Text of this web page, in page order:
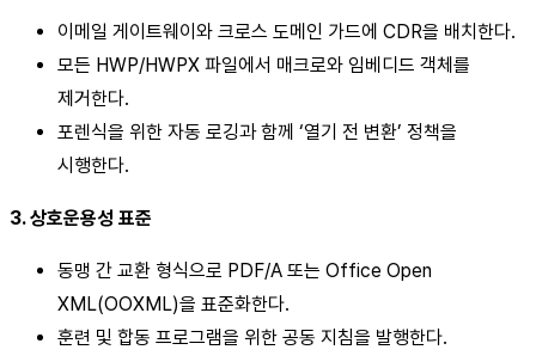
이메일 게이트웨이와 크로스 도메인 가드에 CDR을 배치한다.
모든 HWP/HWPX 파일에서 매크로와 임베디드 객체를
제거한다.
포렌식을 위한 자동 로깅과 함께 ‘열기 전 변환’ 정책을
시행한다.
3. 상호운용성 표준
동맹 간 교환 형식으로 PDF/A 또는 Office Open
XML(OOXML)을 표준화한다.
훈련 및 합동 프로그램을 위한 공동 지침을 발행한다.